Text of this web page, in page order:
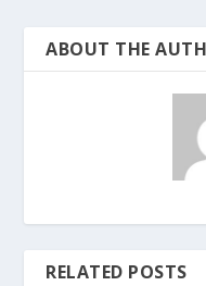
ABOUT THE
RELATED POSTS